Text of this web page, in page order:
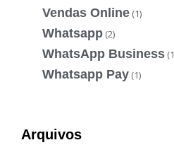
Vendas Online (1)
Whatsapp (2)
WhatsApp Business
Whatsapp Pay (1)
Arquivos